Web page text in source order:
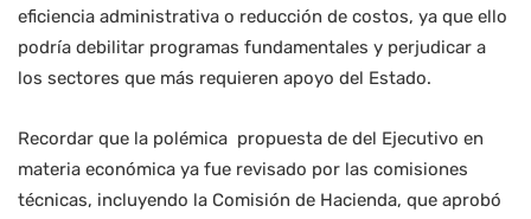
eficiencia administrativa o reducción de costos, ya que ello
podría debilitar programas fundamentales y perjudicar a
los sectores que más requieren apoyo del Estado.
Recordar que la polémica propuesta de del Ejecutivo en
materia económica ya fue revisado por las comisiones
técnicas, incluyendo la Comisión de Hacienda, que aprobó